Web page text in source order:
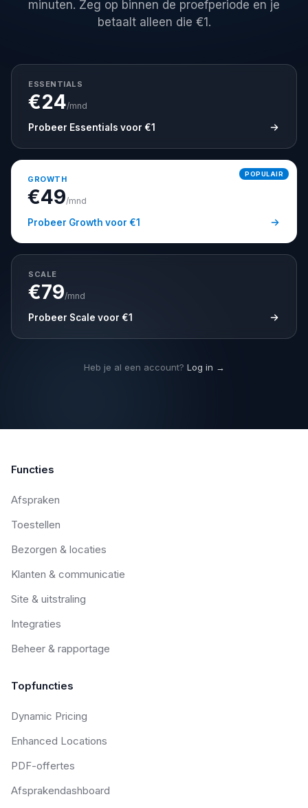
minuten. Zeg op binnen de proefperiode en je
betaalt alleen die €1.
ESSENTIALS
€24/mnd
Probeer Essentials voor €1
POPULAIR
GROWTH
€49/mnd
Probeer Growth voor €1
SCALE
€79/mnd
Probeer Scale voor €1
Heb je al een account? Log in →
Functies
Afspraken
Toestellen
Bezorgen & locaties
Klanten & communicatie
Site & uitstraling
Integraties
Beheer & rapportage
Topfuncties
Dynamic Pricing
Enhanced Locations
PDF-offertes
Afsprakendashboard